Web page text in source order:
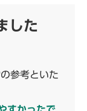
した
参考といた
すかったで